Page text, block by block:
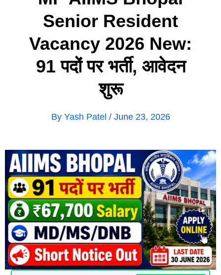
Senior Resident
Vacancy 2026 New:
91 पदों पर भर्ती, आवेदन
शुरू
By Yash Patel / June 23, 2026